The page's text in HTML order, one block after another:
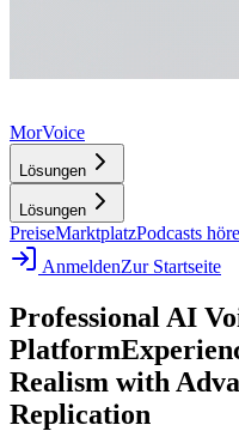
MorVoice
Lösungen
Lösungen
PreiseMarktplatzPodcasts
AnmeldenZur Startseite
Professional AI
Platform
Realism with
Replication